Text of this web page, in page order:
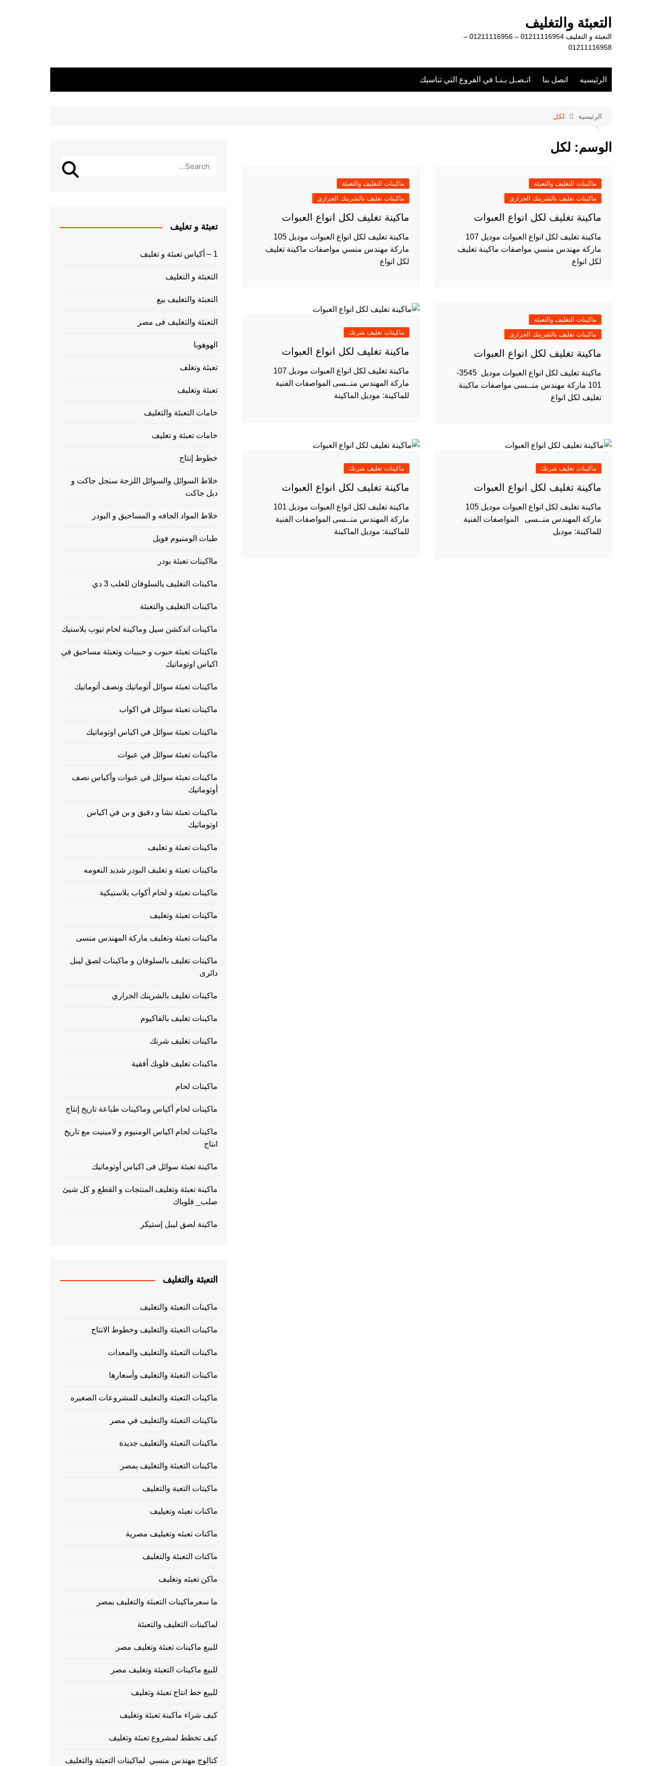
التعبئة والتغليف
التعبئة و التغليف 01211116954 – 01211116956 –
01211116958
الرئيسيه اتصل بنا اتـصـل بـنـا في الفروع التي تناسبك
الرئيسية لكل
الوسم: لكل
ماكينات التغليف والتعبئة
ماكينات تغليف بالشرينك الحراري
ماكينة تغليف لكل انواع العبوات
ماكينة تغليف لكل انواع العبوات موديل 107
ماركة مهندس منسي مواصفات ماكينة تغليف
لكل انواع
ماكينات التغليف والتعبئة
ماكينات تغليف بالشرينك الحراري
ماكينة تغليف لكل انواع العبوات
ماكينة تغليف لكل انواع العبوات موديل 105
ماركة مهندس منسي مواصفات ماكينة تغليف
لكل انواع
ماكينات التغليف والتعبئة
ماكينات تغليف بالشرينك الحراري
ماكينة تغليف لكل انواع العبوات
ماكينة تغليف لكل انواع العبوات موديل 3545-
101 ماركة مهندس منــسى مواصفات ماكينة
تغليف لكل انواع
ماكينات تغليف شرنك
ماكينة تغليف لكل انواع العبوات
ماكينة تغليف لكل انواع العبوات موديل 107
ماركة المهندس منــسى المواصفات الفنية
للماكينة: موديل الماكينة
ماكينات تغليف شرنك
ماكينة تغليف لكل انواع العبوات
ماكينة تغليف لكل انواع العبوات موديل 105
ماركة المهندس منــسى المواصفات الفنية
للماكينة: موديل
ماكينات تغليف شرنك
ماكينة تغليف لكل انواع العبوات
ماكينة تغليف لكل انواع العبوات موديل 101
ماركة المهندس منــسى المواصفات الفنية
للماكينة: موديل الماكينة
تعبئة و تغليف
1 – أكياس تعبئة و تغليف
التعبئة و التغليف
التعبئة والتغليف بيع
التعبئة والتغليف فى مصر
الهوهوبا
تعبئة وتغلف
تعبئة وتغليف
خامات التعبئة والتغليف
خامات تعبئة و تغليف
خطوط إنتاج
خلاط السوائل والسوائل اللزجة سنجل جاكت و
دبل جاكت
خلاط المواد الجافه و المساحيق و البودر
طبات الومنيوم فويل
مااكينات تعبئة بودر
ماكينات التغليف بالسلوفان للعلب 3 دي
ماكينات التغليف والتعبئة
ماكينات اندكشن سيل وماكينة لحام تيوب بلاستيك
ماكينات تعبئة حبوب و حبيبات وتعبئة مساحيق في
اكياس اوتوماتيك
ماكينات تعبئة سوائل أتوماتيك ونصف أتوماتيك
ماكينات تعبئة سوائل في اكواب
ماكينات تعبئة سوائل في اكياس اوتوماتيك
ماكينات تعبئة سوائل في عبوات
ماكينات تعبئة سوائل في عبوات وأكياس نصف
أوتوماتيك
ماكينات تعبئة نشا و دقيق و بن في اكياس
اوتوماتيك
ماكينات تعبئة و تغليف
ماكينات تعبئة و تغليف البودر شديد النعومه
ماكينات تعبئة و لحام أكواب بلاستيكية
ماكينات تعبئة وتغليف
ماكينات تعبئة وتغليف ماركة المهندس منسى
ماكينات تغليف بالسلوفان و ماكينات لصق ليبل
دائرى
ماكينات تغليف بالشرينك الحراري
ماكينات تغليف بالفاكيوم
ماكينات تغليف شرنك
ماكينات تغليف فلوبك أفقية
ماكينات لحام
ماكينات لحام أكياس وماكينات طباعة تاريخ إنتاج
ماكينات لحام اكياس الومنيوم و لامينيت مع تاريخ
انتاج
ماكينة تعبئة سوائل فى اكياس أوتوماتيك
ماكينة تعبئة وتغليف المنتجات و القطع و كل شيئ
صلب_ فلوباك
ماكينة لصق ليبل إستيكر
التعبئة والتغليف
ماكينات التعبئة والتغليف
ماكينات التعبئة والتغليف وخطوط الانتاج
ماكينات التعبئة والتغليف والمعدات
ماكينات التعبئة والتغليف وأسعارها
ماكينات التعبئة والتغليف للمشروعات الصغيره
ماكينات التعبئة والتغليف في مصر
ماكينات التعبئة والتغليف جديدة
ماكينات التعبئة والتغليف بمصر
ماكيتات التعبة والتغليف
ماكنات تعبئه وتغيليف
ماكنات تعبئه وتغيليف مصرية
ماكنات التعبئة والتغليف
ماكن تعبئه وتغليف
ما سعرماكينات التعبئة والتغليف بمصر
لماكينات التغليف والتعبئة
للبيع ماكينات تعبئة وتغليف مصر
للبيع ماكينات التعبئة وتغليف مصر
للبيع خط انتاج تعبئة وتغليف
كيف شراء ماكينة تعبئة وتغليف
كيف تخطط لمشروع تعبئة وتغليف
كتالوج مهندس منسي لماكينات التعبئة والتغليف